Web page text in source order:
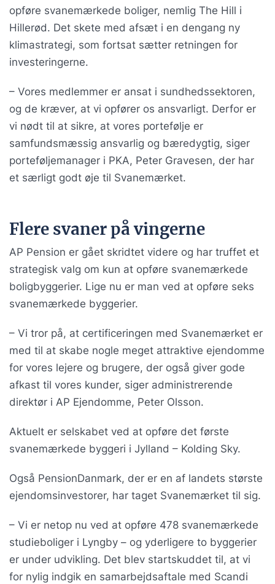
opføre svanemærkede boliger, nemlig The Hill i
Hillerød. Det skete med afsæt i en dengang ny
klimastrategi, som fortsat sætter retningen for
investeringerne.
– Vores medlemmer er ansat i sundhedssektoren,
og de kræver, at vi opfører os ansvarligt. Derfor er
vi nødt til at sikre, at vores portefølje er
samfundsmæssig ansvarlig og bæredygtig, siger
porteføljemanager i PKA, Peter Gravesen, der har
et særligt godt øje til Svanemærket.
Flere svaner på vingerne
AP Pension er gået skridtet videre og har truffet et
strategisk valg om kun at opføre svanemærkede
boligbyggerier. Lige nu er man ved at opføre seks
svanemærkede byggerier.
– Vi tror på, at certificeringen med Svanemærket er
med til at skabe nogle meget attraktive ejendomme
for vores lejere og brugere, der også giver gode
afkast til vores kunder, siger administrerende
direktør i AP Ejendomme, Peter Olsson.
Aktuelt er selskabet ved at opføre det første
svanemærkede byggeri i Jylland – Kolding Sky.
Også PensionDanmark, der er en af landets største
ejendomsinvestorer, har taget Svanemærket til sig.
– Vi er netop nu ved at opføre 478 svanemærkede
studieboliger i Lyngby – og yderligere to byggerier
er under udvikling. Det blev startskuddet til, at vi
for nylig indgik en samarbejdsaftale med Scandi